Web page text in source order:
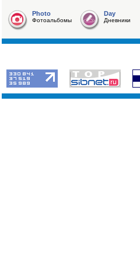
Photo
Фотоальбомы
Day
Дневники